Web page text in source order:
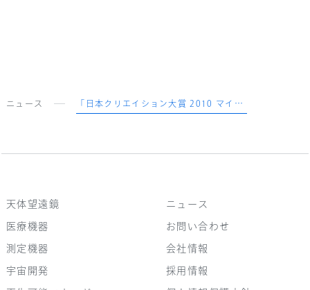
ニュース 「日本クリエイション大賞 2010 マイクロ・メディカル賞」共同受賞
天体望遠鏡
医療機器
測定機器
宇宙開発
ニュース
お問い合わせ
会社情報
採用情報